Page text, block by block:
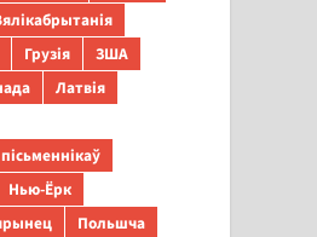
Грузія
ЗША
Латвія
Нью-Ёрк
Польшча